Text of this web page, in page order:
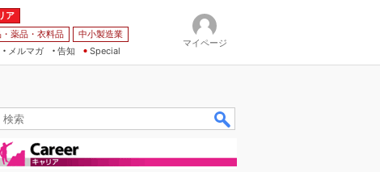
ア
薬品・衣料品
中小製造業
メルマガ
告知 Special
マイページ